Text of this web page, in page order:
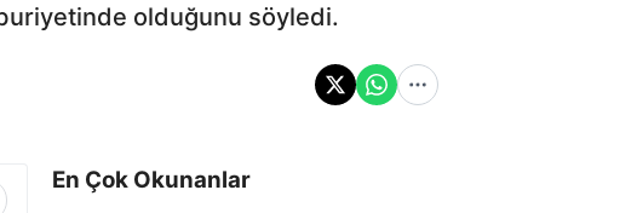
olduğunu söyledi.
En Çok Okunanlar